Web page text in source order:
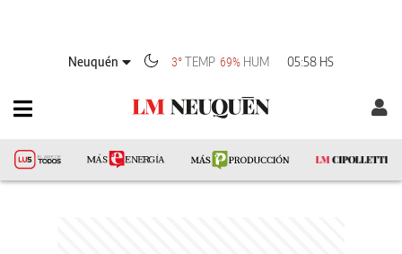
Neuquén 3°TEMP 69% HUM 05:58 HS